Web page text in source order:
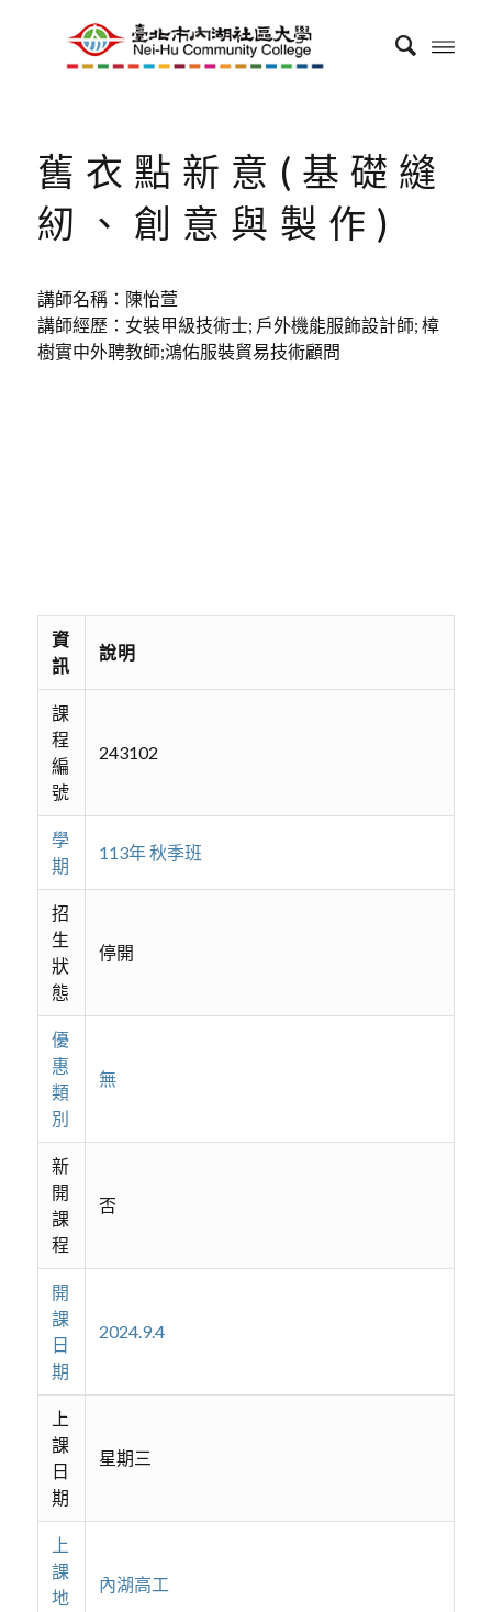
舊衣點新意(基礎縫
紉、創意與製作)
講師名稱：陳怡萱
講師經歷：女裝甲級技術士; 戶外機能服飾設計師; 樟
樹實中外聘教師;鴻佑服裝貿易技術顧問
資
訊
說明
課
程
編
號
243102
學
期
113年 秋季班
招
生
狀
態
停開
優
惠
類
別
無
新
開
課
程
否
開
課
日
期
2024.9.4
上
課
日
期
星期三
上
課
地
內湖高工